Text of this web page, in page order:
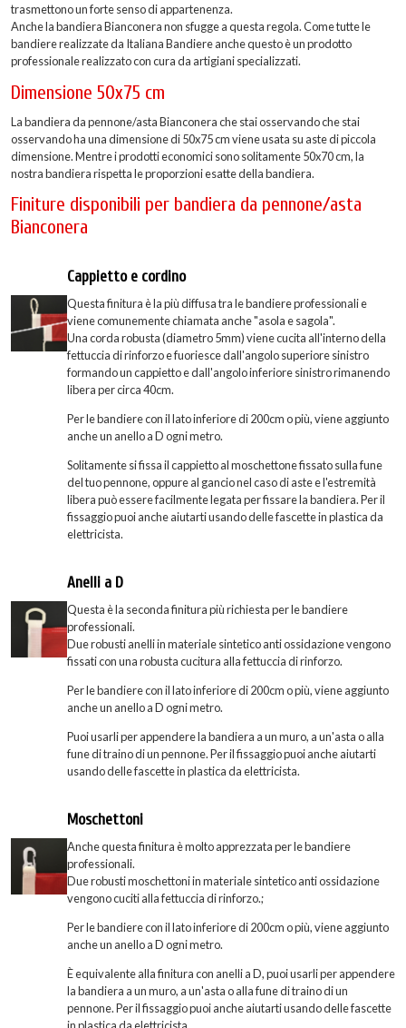
trasmettono un forte senso di appartenenza.
Anche la bandiera Bianconera non sfugge a questa regola. Come tutte le
bandiere realizzate da Italiana Bandiere anche questo è un prodotto
professionale realizzato con cura da artigiani specializzati.
Dimensione 50x75 cm
La bandiera da pennone/asta Bianconera che stai osservando che stai
osservando ha una dimensione di 50x75 cm viene usata su aste di piccola
dimensione. Mentre i prodotti economici sono solitamente 50x70 cm, la
nostra bandiera rispetta le proporzioni esatte della bandiera.
Finiture disponibili per bandiera da pennone/asta
Bianconera
Cappietto e cordino
Questa finitura è la più diffusa tra le bandiere professionali e
viene comunemente chiamata anche "asola e sagola".
Una corda robusta (diametro 5mm) viene cucita all'interno della
fettuccia di rinforzo e fuoriesce dall'angolo superiore sinistro
formando un cappietto e dall'angolo inferiore sinistro rimanendo
libera per circa 40cm.
Per le bandiere con il lato inferiore di 200cm o più, viene aggiunto
anche un anello a D ogni metro.
Solitamente si fissa il cappietto al moschettone fissato sulla fune
del tuo pennone, oppure al gancio nel caso di aste e l'estremità
libera può essere facilmente legata per fissare la bandiera. Per il
fissaggio puoi anche aiutarti usando delle fascette in plastica da
elettricista.
Anelli a D
Questa è la seconda finitura più richiesta per le bandiere
professionali.
Due robusti anelli in materiale sintetico anti ossidazione vengono
fissati con una robusta cucitura alla fettuccia di rinforzo.
Per le bandiere con il lato inferiore di 200cm o più, viene aggiunto
anche un anello a D ogni metro.
Puoi usarli per appendere la bandiera a un muro, a un'asta o alla
fune di traino di un pennone. Per il fissaggio puoi anche aiutarti
usando delle fascette in plastica da elettricista.
Moschettoni
Anche questa finitura è molto apprezzata per le bandiere
professionali.
Due robusti moschettoni in materiale sintetico anti ossidazione
vengono cuciti alla fettuccia di rinforzo.;
Per le bandiere con il lato inferiore di 200cm o più, viene aggiunto
anche un anello a D ogni metro.
È equivalente alla finitura con anelli a D, puoi usarli per appendere
la bandiera a un muro, a un'asta o alla fune di traino di un
pennone. Per il fissaggio puoi anche aiutarti usando delle fascette